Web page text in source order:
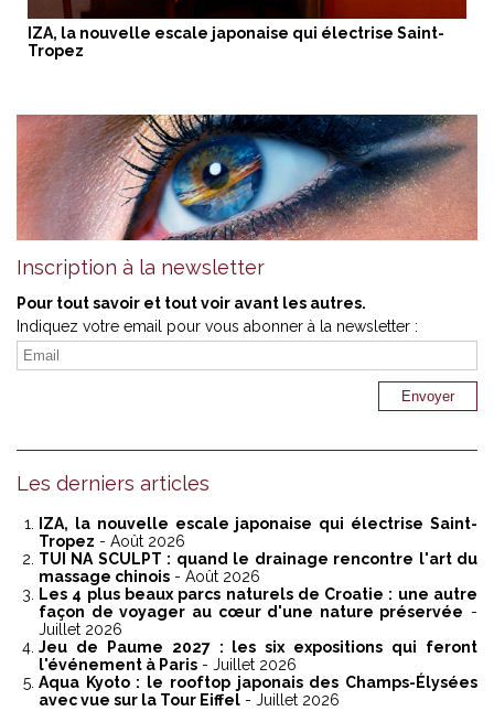
IZA, la nouvelle escale japonaise qui électrise Saint-
Tropez
Inscription à la newsletter
Pour tout savoir et tout voir avant les autres.
Indiquez votre email pour vous abonner à la newsletter :
Les derniers articles
IZA, la nouvelle escale japonaise qui électrise Saint-
Tropez - Août 2026
TUI NA SCULPT : quand le drainage rencontre l'art du
massage chinois - Août 2026
Les 4 plus beaux parcs naturels de Croatie : une autre
façon de voyager au cœur d'une nature préservée -
Juillet 2026
Jeu de Paume 2027 : les six expositions qui feront
l'événement à Paris - Juillet 2026
Aqua Kyoto : le rooftop japonais des Champs-Élysées
avec vue sur la Tour Eiffel - Juillet 2026